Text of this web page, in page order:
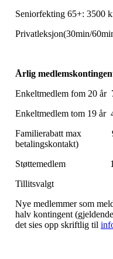
Seniorfekting 65+: 3500
Privatleksjon(30min/
Årlig
Enkeltmedlem fom 20 år
Enkeltmedlem tom 19 år
Familierabatt max
betalingskontakt)
Støttemedlem
Tillitsvalgt
Nye medlemmer som
halv kontingent
det sies opp skriftlig til